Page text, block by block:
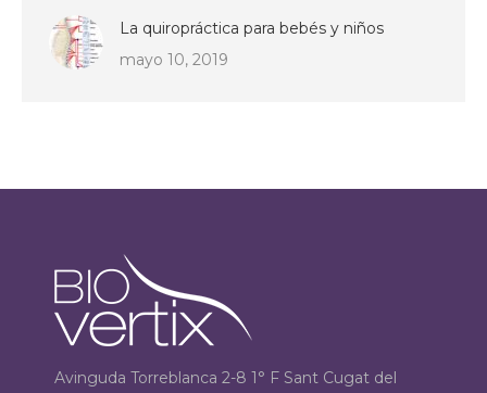
La quiropráctica para bebés y niños
mayo 10, 2019
Avinguda Torreblanca 2-8 1° F Sant Cugat del